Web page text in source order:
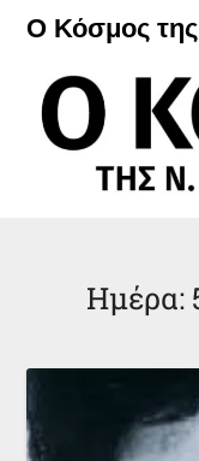
Μετάβαση
περιεχόμενο
Ο Κόσμος
Ημέρα: